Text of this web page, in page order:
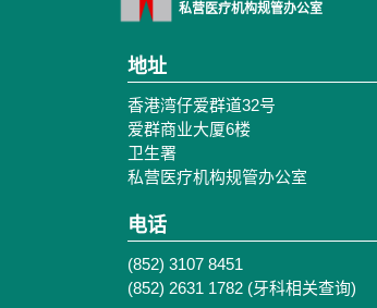
私营医疗机构规管办公室
地址
香港湾仔爱群道32号
爱群商业大厦6楼
卫生署
私营医疗机构规管办公室
电话
(852) 3107 8451
(852) 2631 1782 (牙科相关查询)